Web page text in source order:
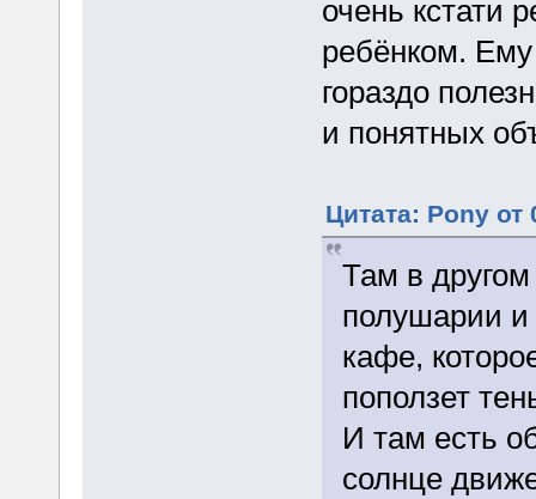
очень кстати
ребёнком.
гораздо
и понятных
Цитата: Pony от
Там в
полушарии и
кафе,
поползет
И там есть
солнце